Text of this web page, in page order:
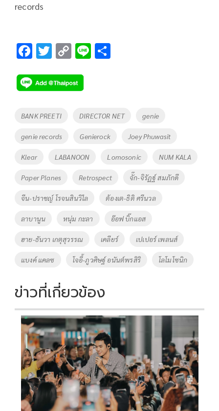
records
F
e
b
o
o
k
T
tt
er
C
p
y
Li
Li
Tags
BANK PREETI DIRECTOR NET genie
genie records Genierock Joey Phuwasit
Klear LABANOON Lomosonic NUM KALA
Paper Planes Retrospect จั๊ก-จิรัฏฐ์ สมภักดี
จีน-ปราชญ์ โรจนสินวิไล ต้องเต-ธิติ ศรีนวล
ลาบานูน หนุ่ม กะลา อ๊อฟ บิ๊กแอส
ฮาย-ธันวา เกตุสุวรรณ เคลียร์ เปเปอร์ เพลนส์
แบงค์ แคลซ โจอี้-ภูวศิษฐ์ อนันต์พรสิริ โลโมโซนิก
ข่าวที่เกี่ยวข้อง